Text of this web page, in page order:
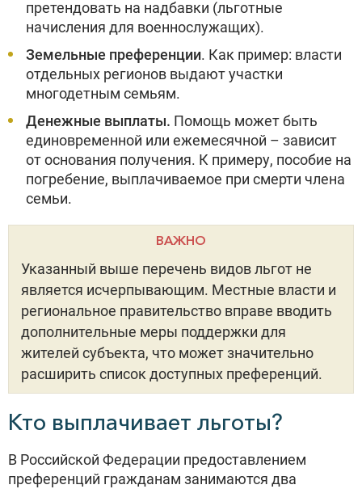
претендовать на надбавки (льготные
начисления для военнослужащих).
Земельные преференции. Как пример: власти
отдельных регионов выдают участки
многодетным семьям.
Денежные выплаты. Помощь может быть
единовременной или ежемесячной – зависит
от основания получения. К примеру, пособие на
погребение, выплачиваемое при смерти члена
семьи.
ВАЖНО
Указанный выше перечень видов льгот не
является исчерпывающим. Местные власти и
региональное правительство вправе вводить
дополнительные меры поддержки для
жителей субъекта, что может значительно
расширить список доступных преференций.
Кто выплачивает льготы?
В Российской Федерации предоставлением
преференций гражданам занимаются два